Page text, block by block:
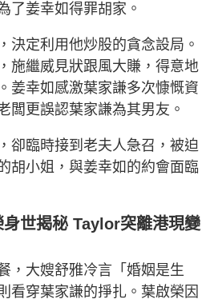
了姜幸如得罪胡家。
決定利用他炒股的貪念設局。
施繼威見狀跟風大賺，得意地
姜幸如感激葉家謙多次慷慨資
闆更誤認葉家謙為其男友。
卻臨時接到老夫人急召，被迫
胡小姐，與姜幸如的約會面臨
世揭秘 Taylor突離港現變
，大嫂舒雅冷言「婚姻是生
看穿葉家謙的掙扎。葉啟榮因